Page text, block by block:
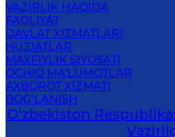
VAZIRLIK HAQIDA
FAOLIYAT
DAVLAT XIZMATLARI
HUJJATLAR
MAXFIYLIK SIYOSATI
OCHIQ MA'LUMOTLAR
AXBOROT XIZMATI
BOG‘LANISH
O‘zbekiston